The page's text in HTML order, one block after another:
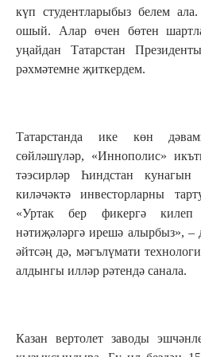
күп студентларыбыз белем
ошый. Алар өчен бөтен
уңайдан Татарстан
рәхмәтемне җиткердем.
Татарстанда ике көн
сөйләшүләр, «Иннополис»
тәэсирләр Һиндстан
киләчәктә инвесторларны
«Уртак бер фикергә килеп
нәтиҗәләргә ирешә алырбыз»,
әйтсәң дә, мәгълүмати
алдынгы илләр рәтендә санала.
Казан вертолет заводы